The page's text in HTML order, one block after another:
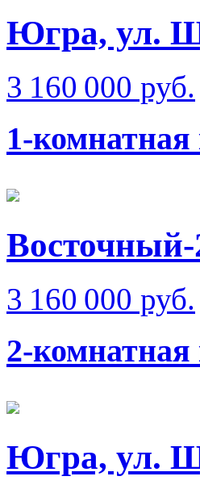
Югра, ул.
3 160 000 руб.
1-
3 160 000 руб.
2-комнатная
Югра, ул.